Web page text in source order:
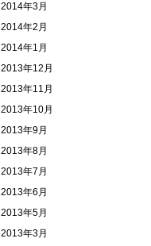
2014年3月
2014年2月
2014年1月
2013年12月
2013年11月
2013年10月
2013年9月
2013年8月
2013年7月
2013年6月
2013年5月
2013年3月